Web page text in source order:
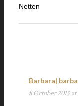
Netten
Barbara|
8 October 2015 at